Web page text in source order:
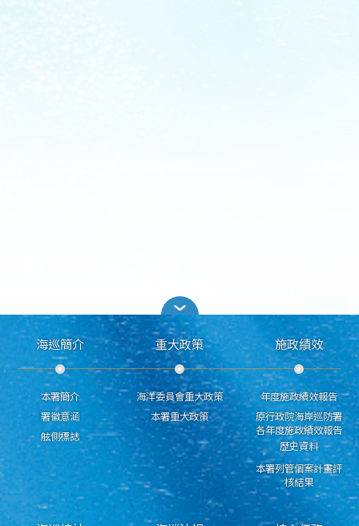
海巡簡介
本署簡介
署徽意涵
舷側標誌
重大政策
海洋委員會重大政策
本署重大政策
施政績效
年度施政績效報告
原行政院海岸巡防署
各年度施政績效報告
歷史資料
本署列管個案計畫評
核結果